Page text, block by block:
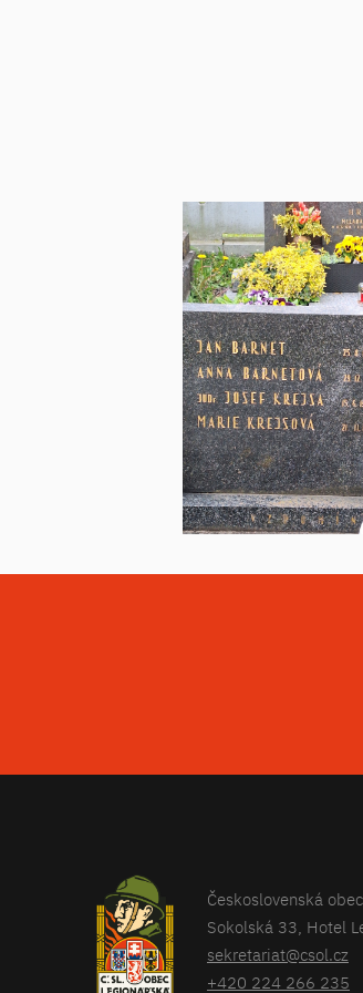
Československá
Sokolská 33, Hotel
sekretariat@csol.cz
+420 224 266 235